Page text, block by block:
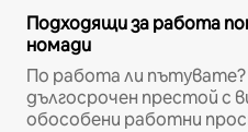
Подходящи за работа
номади
По работа ли
дългосрочен престой с
обособени работни